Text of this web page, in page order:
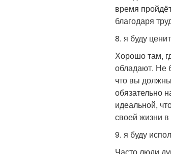
время
благодаря
8. я буду
Хорошо там,
обладают. Не
что вы
обязательно
идеальной,
своей жизни
9. я буду